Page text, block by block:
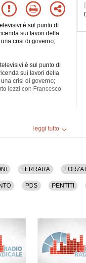
è sul punto di
sui lavori della
crisi di governo;
è sul punto di
sui lavori della
crisi di governo;
Iezzi con Francesco
Crisi, De Michelis,
Mancino,
leggi tutto
FERRARA FORZA
PDS PENTITI